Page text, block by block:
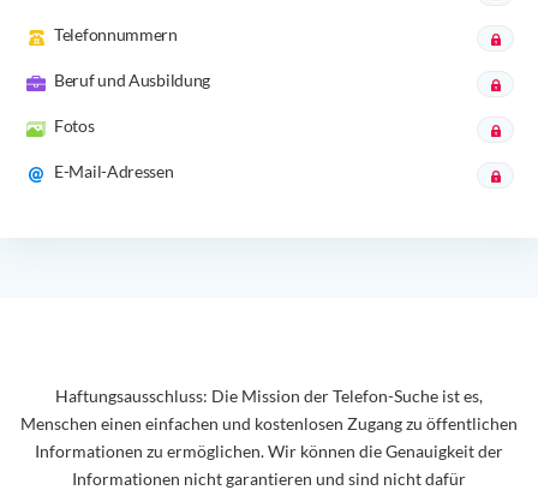
Telefonnummern
Beruf und Ausbildung
Fotos
E-Mail-Adressen
Haftungsausschluss: Die Mission der Telefon-Suche ist es,
Menschen einen einfachen und kostenlosen Zugang zu öffentlichen
Informationen zu ermöglichen. Wir können die Genauigkeit der
Informationen nicht garantieren und sind nicht dafür